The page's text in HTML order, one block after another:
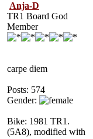
Anja-D
TR1 Board God
Member
carpe diem
Posts: 574
Gender:
Bike: 1981 TR1.
(5A8), modified with